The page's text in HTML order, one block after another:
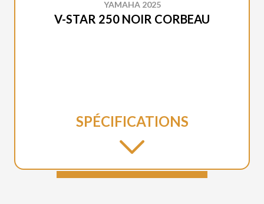
YAMAHA 2025
V-STAR 250 NOIR CORBEAU
SPÉCIFICATIONS